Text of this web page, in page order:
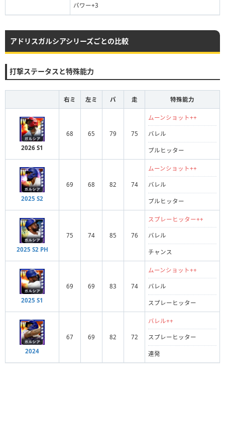
パワー+3
アドリスガルシアシリーズごとの比較
打撃ステータスと特殊能力
右ミ 左ミ パ 走 特殊能力
2026 S1
68 65 79 75
ムーンショット++
バレル
プルヒッター
2025 S2
69 68 82 74
ムーンショット++
バレル
プルヒッター
2025 S2 PH
75 74 85 76
スプレーヒッター++
バレル
チャンス
2025 S1
69 69 83 74
ムーンショット++
バレル
スプレーヒッター
2024
67 69 82 72
バレル++
スプレーヒッター
連発